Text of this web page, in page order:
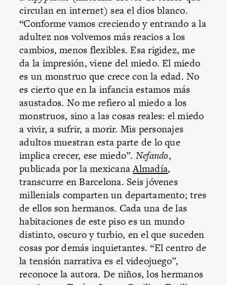
circulan en internet) sea el dios blanco.
“Conforme vamos creciendo y entrando a la
adultez nos volvemos más reacios a los
cambios, menos flexibles. Esa rigidez, me
da la impresión, viene del miedo. El miedo
es un monstruo que crece con la edad. No
es cierto que en la infancia estamos más
asustados. No me refiero al miedo a los
monstruos, sino a las cosas reales: el miedo
a vivir, a sufrir, a morir. Mis personajes
adultos muestran esta parte de lo que
implica crecer, ese miedo”. Nefando,
publicada por la mexicanaAlmadía,
transcurre en Barcelona. Seis jóvenes
millenials comparten un departamento; tres
de ellos son hermanos. Cada una de las
habitaciones de este piso es un mundo
distinto, oscuro y turbio, en el que suceden
cosas por demás inquietantes. “El centro de
la tensión narrativa es el videojuego”,
reconoce la autora. De niños, los hermanos